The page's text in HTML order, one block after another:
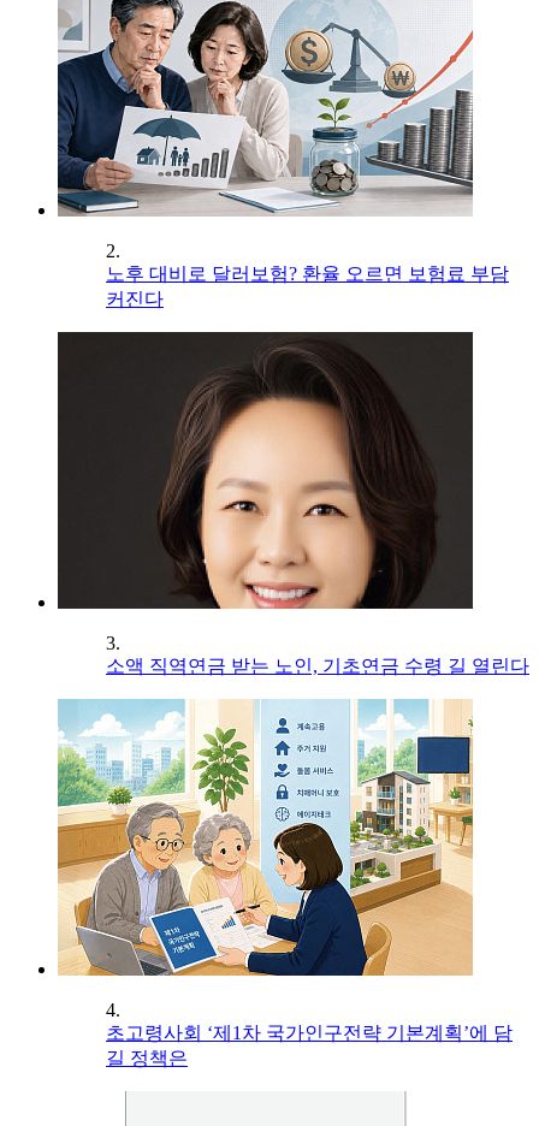
2.
노후 대비로 달러보험? 환율 오르면 보험료 부담
커진다
3.
소액 직역연금 받는 노인, 기초연금 수령 길 열린다
4.
초고령사회 ‘제1차 국가인구전략 기본계획’에 담
길 정책은